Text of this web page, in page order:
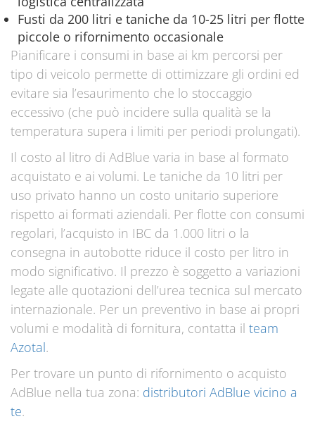
Fusti da 200 litri e taniche da 10-25 litri per flotte
piccole o rifornimento occasionale
Pianificare i consumi in base ai km percorsi per
tipo di veicolo permette di ottimizzare gli ordini ed
evitare sia l’esaurimento che lo stoccaggio
eccessivo (che può incidere sulla qualità se la
temperatura supera i limiti per periodi prolungati).
Il costo al litro di AdBlue varia in base al formato
acquistato e ai volumi. Le taniche da 10 litri per
uso privato hanno un costo unitario superiore
rispetto ai formati aziendali. Per flotte con consumi
regolari, l’acquisto in IBC da 1.000 litri o la
consegna in autobotte riduce il costo per litro in
modo significativo. Il prezzo è soggetto a variazioni
legate alle quotazioni dell’urea tecnica sul mercato
internazionale. Per un preventivo in base ai propri
volumi e modalità di fornitura, contatta il team
Azotal.
Per trovare un punto di rifornimento o acquisto
AdBlue nella tua zona: distributori AdBlue vicino a
te.